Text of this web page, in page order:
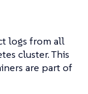
logs from all
cluster. This
are part of